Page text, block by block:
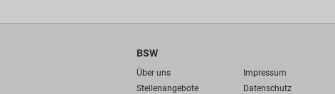
BSW
Über uns
Impressum
Stellenangebote
Datenschutz